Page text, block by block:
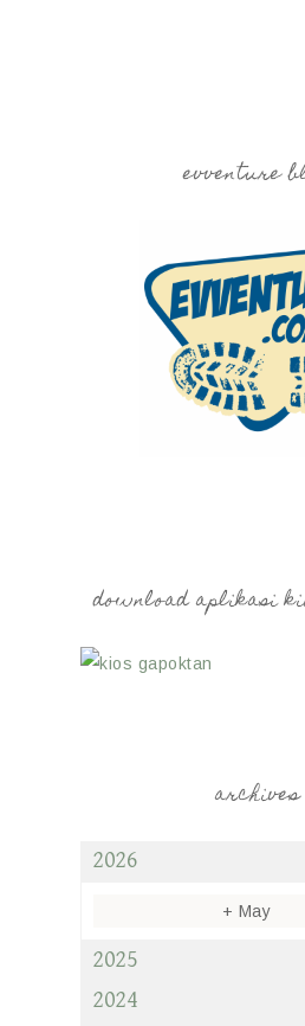
evventure
download aplikasi
archives
2026
+ May
2025
2024